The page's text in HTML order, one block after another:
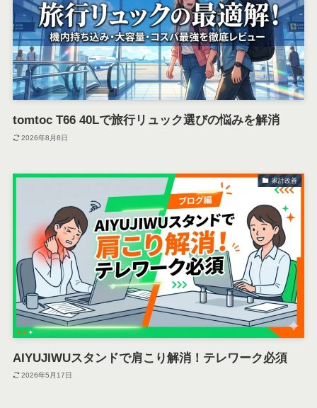
tomtoc T66 40Lで旅行リュック選びの悩みを解消
2026年8月8日
家計改善
AIYUJIWUスタンドで肩こり解消！テレワーク必須
2026年5月17日